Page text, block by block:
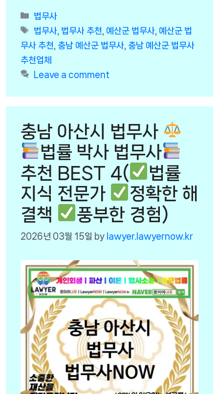
Categories
법무사
Tags
법무사 법무사 추천 예산군 법무사 예산군 법
무사 추천
충남 예산군 법무사 충남 예산군 법무사
추천업체
Leave a comment
충남 아산시 법무사
법률 박사 법무사
추천 BEST 4(
법률
지식 전문가
정확한 해
결책
풍부한 경험)
2026년 03월 15일 by lawyer.lawyernow.kr